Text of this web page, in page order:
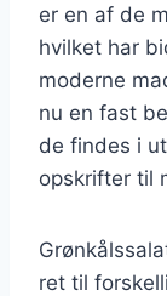
er en af de
hvilket har
moderne
nu en fast
de findes i
opskrifter til
ret til